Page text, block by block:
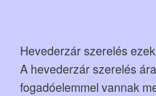
Hevederzár szerelés
A hevederzár szerelés
fogadóelemmel vannak